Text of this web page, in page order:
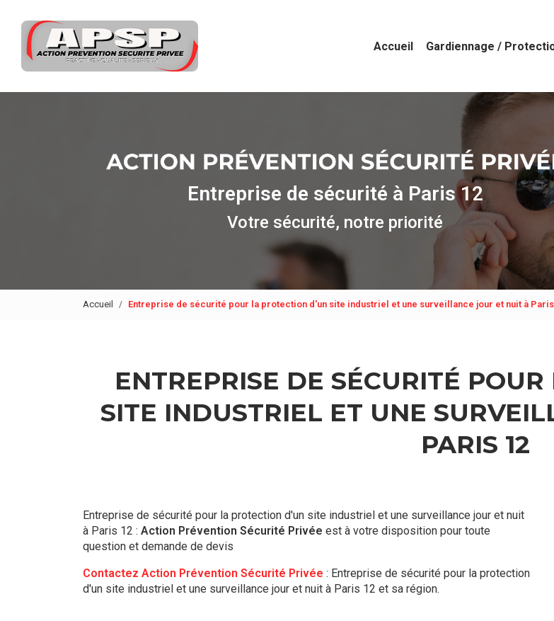
contenu
principal
Accueil Gardiennage /
Entreprise de sécurité à Paris 12
Votre sécurité, notre priorité
Accueil Entreprise de sécurité pour la protection d'un site industriel et une surveillance jour et nuit à
ENTREPRISE DE SÉCURITÉ
SITE INDUSTRIEL ET UNE
PARIS 12
Entreprise de sécurité pour la protection d'un site industriel et une surveillance jour et nuit
à Paris 12 : Action Prévention Sécurité Privée est à votre disposition pour toute
question et demande de devis
Contactez Action Prévention Sécurité Privée : Entreprise de sécurité pour la protection
d'un site industriel et une surveillance jour et nuit à Paris 12 et sa région.